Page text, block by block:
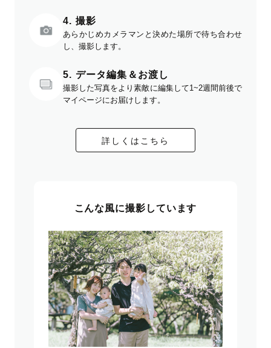
4. 撮影
あらかじめカメラマンと決めた場所で待ち合わせ
し、撮影します。
5. データ編集＆お渡し
撮影した写真をより素敵に編集して1~2週間前後で
マイページにお届けします。
詳しくはこちら
こんな風に撮影しています